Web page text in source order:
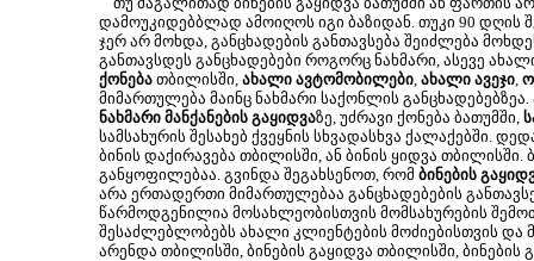
დამოუკიდებბლად ამოიღოს იგი ბაზიდან. თუკი 90 დღის
ჯერ არ მოხდა, განცხადების განთავსება შეიძლება
განთავსდეს განცხადებები როგორც ნახმარი, ასევე
ქონება თბილისში, ახალი ავტომობილები, ახალი ავეჯი,
მიმართულება მაინც ნახმარი საქონლის
ნახმარი მანქანების გაყიდვაზე, უძრავი ქონება ბათუმში,
სამსახურის შესახებ ქვეყნის სხვადასხვა ქალაქებში.
ბინის დაქირავება თბილისში, ან ბინის ყიდვა
განყოფილებაა. გვინდა შეგახსენოთ, რომ ბინების
არა ერთადერთი მიმართულებაა განცხადებების
წარმოდგენილია მოსახლეობისთვის მომსახურების
შესაძლებლობებს ახალი კლიენტების მოძიებისთვის და
არენდა თბილისში, ბინების გაყიდვა თბილისში, ბინების